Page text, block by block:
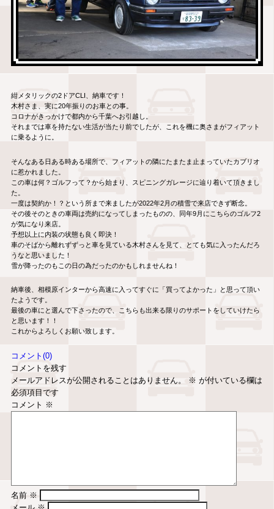
紺メタリックの2ドアCLI、納車です！
木村さま、実に20年振りのお車との事。
コロナがきっかけで都内から千葉へお引越し。
それまでは車を持たない生活が当たり前でしたが、これを機に奥さまがフィアット
に乗るように。
そんなある日ある時ある場所で、フィアットの隣にたまたま止まっていたカブリオ
に惹かれました。
この車は何？ゴルフって？から始まり、スピニングガレージに辿り着いて頂きまし
た。
一度は契約か！？という所まで来ましたが2022年2月の積雪で来店できず断念。
その後そのときの車両は売約になってしまったものの、同年9月にこちらのゴルフ2
が気になり来店。
予想以上に内装の状態も良く即決！
車のそばから離れずずっと車を見ている木村さんを見て、とても気に入ったんだろ
うなと思いました！
雪が降ったのもこの日の為だったのかもしれませんね！
納車後、相模原インターから高速に入ってすぐに「買ってよかった」と思って頂い
たようです。
最後の車にと選んで下さったので、こちらも出来る限りのサポートをしていけたら
と思います！！
これからよろしくお願い致します。
コメント(0)
コメントを残す
メールアドレスが公開されることはありません。
※ が付いている欄は
必須項目です
コメント ※
名前 ※